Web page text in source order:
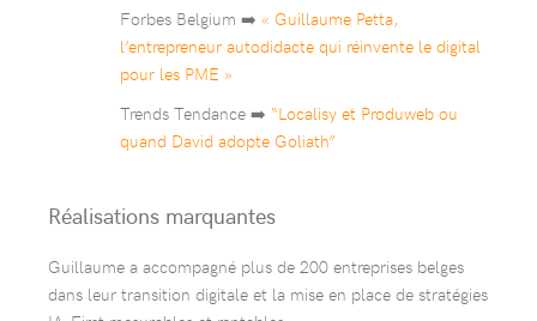
Forbes Belgium ➡️ « Guillaume Petta,
l’entrepreneur autodidacte qui réinvente le digital
pour les PME »
Trends Tendance ➡️ “Localisy et Produweb ou
quand David adopte Goliath”
Réalisations marquantes
Guillaume a accompagné plus de 200 entreprises belges
dans leur transition digitale et la mise en place de stratégies